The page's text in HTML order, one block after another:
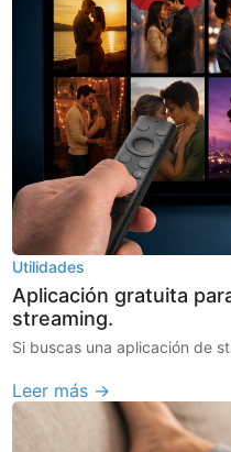
Utilidades
Aplicación gratuita
streaming.
Si buscas una aplicación de
Leer más →